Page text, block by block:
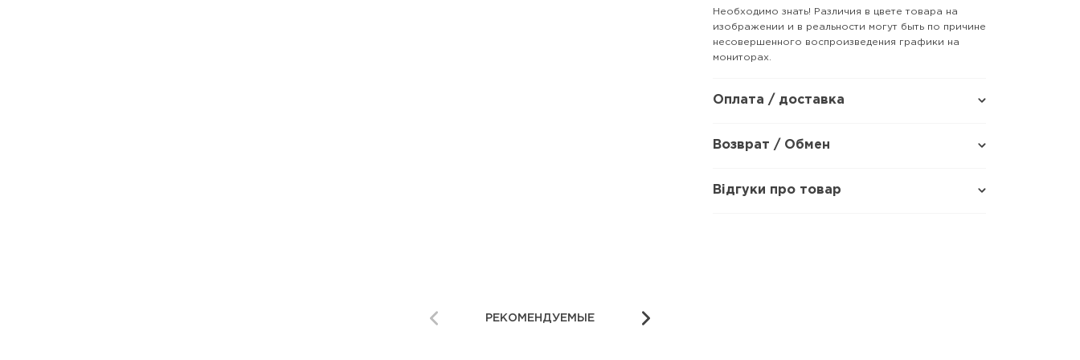
Необходимо знать! Различия в цвете товара на
изображении и в реальности могут быть по причине
несовершенного воспроизведения графики на
мониторах.
Оплата / доставка
Возврат / Обмен
Відгуки про товар
РЕКОМЕНДУЕМЫЕ